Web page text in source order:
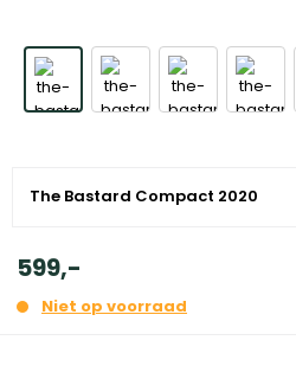
The Bastard Compact 2020
599,-
Niet op voorraad